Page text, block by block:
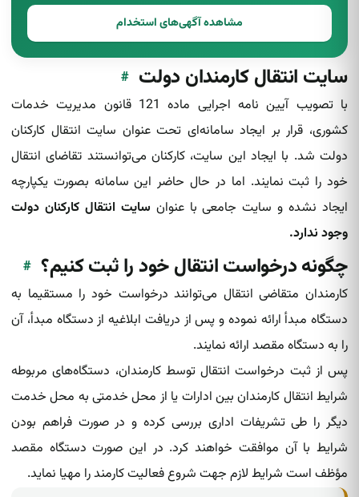
مشاهده آگهی‌های استخدام
سایت انتقال کارمندان دولت #
با تصویب آیین نامه اجرایی ماده 121 قانون مدیریت خدمات
کشوری، قرار بر ایجاد سامانه‌ای تحت عنوان سایت انتقال کارکنان
دولت شد. با ایجاد این سایت، کارکنان‌ می‌توانستند تقاضای انتقال
خود را ثبت نمایند. اما در حال حاضر این سامانه بصورت یکپارچه
ایجاد نشده‌ و سایت جامعی با عنوان سایت انتقال کارکنان دولت
وجود ندارد.
چگونه درخواست انتقال خود را ثبت کنیم؟ #
کارمندان متقاضی انتقال می‌توانند درخواست خود را مستقیما به
دستگاه‌ مبدأ ارائه نموده و پس از دریافت ابلاغیه از دستگاه مبدأ، آن
را به دستگاه مقصد ارائه نمایند.
پس از ثبت درخواست انتقال توسط کارمندان‌، دستگاه‌های مربوطه
شرایط انتقال کارمندان بین ادارات یا از محل خدمتی به محل خدمت
دیگر را طی تشریفات اداری بررسی کرده و در صورت فراهم بودن‌
شرایط با آن موافقت خواهند کرد. در این صورت دستگاه مقصد
مؤظف است شرایط لازم جهت شروع فعالیت کارمند را مهیا نماید.